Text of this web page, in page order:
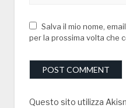
Salva il mio nome,
per la prossima volta che
Questo sito utilizza